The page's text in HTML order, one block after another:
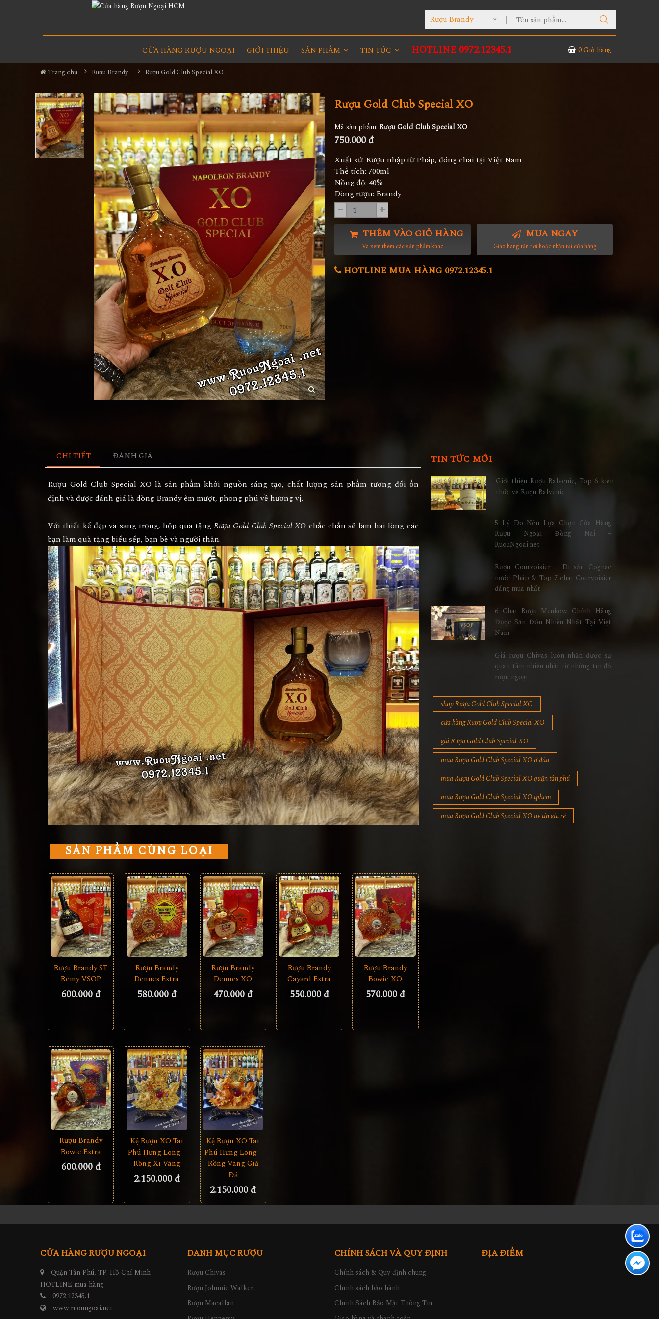
Rượu Brandy
CỬA HÀNG RƯỢU NGOẠI GIỚI THIỆU SẢN PHẨM TIN TỨC HOTLINE 0972.12345.1 0Giỏ hàng
Trang chủ Rượu Brandy Rượu Gold Club Special XO
Rượu Gold Club Special XO
Mã sản phẩm: Rượu Gold Club Special XO
750.000 đ
Xuất xứ: Rượu nhập từ Pháp, đóng chai tại Việt Nam
Thể tích: 700ml
Nồng độ: 40%
Dòng rượu: Brandy
THÊM VÀO GIỎ HÀNG
Và xem thêm các sản phẩm khác
MUA NGAY
Giao hàng tận nơi hoặc nhận tại cửa hàng
HOTLINE MUA HÀNG 0972.12345.1
CHI TIẾT ĐÁNH GIÁ
Rượu Gold Club Special XO là sản phẩm khởi nguồn sáng tạo, chất lượng sản phẩm tương đối ổn
định và được đánh giá là dòng Brandy êm mượt, phong phú về hương vị.
Với thiết kế đẹp và sang trọng, hộp quà tặngRượu Gold Club Special XO chắc chắn sẽ làm hài lòng các
bạn làm quà tặng biếu sếp, bạn bè và người thân.
SẢN PHẨM CÙNG LOẠI
Rượu Brandy ST
Remy VSOP
600.000 đ
Rượu Brandy
Dennes Extra
580.000 đ
Rượu Brandy
Dennes XO
470.000 đ
Rượu Brandy
Cayard Extra
550.000 đ
Rượu Brandy
Bowie XO
570.000 đ
Rượu Brandy
Bowie Extra
600.000 đ
Kệ Rượu XO Tài
Phú Hưng Long -
Rồng Xi Vàng
2.150.000 đ
Kệ Rượu XO Tài
Phú Hưng Long -
Rồng Vàng Giả
Đá
2.150.000 đ
TIN TỨC MỚI
Giới thiệu Rượu Balvenie, Top 6 kiến
thức về Rượu Balvenie
5 Lý Do Nên Lựa Chọn Cửa Hàng
Rượu Ngoại Đồng Nai –
RuouNgoai.net
Rượu Courvoisier – Di sản Cognac
nước Pháp & Top 7 chai Courvoisier
đáng mua nhất
6 Chai Rượu Meukow Chính Hãng
Được Săn Đón Nhiều Nhất Tại Việt
Nam
Giá rượu Chivas luôn nhận được sự
quan tâm nhiều nhất từ những tín đồ
rượu ngoại
shop Rượu Gold Club Special XO
cửa hàng Rượu Gold Club Special XO
giá Rượu Gold Club Special XO
mua Rượu Gold Club Special XO ở đâu
mua Rượu Gold Club Special XO quận tân phú
mua Rượu Gold Club Special XO tphcm
mua Rượu Gold Club Special XO uy tín giá rẻ
CỬA HÀNG RƯỢU NGOẠI
Quận Tân Phú, TP. Hồ Chí Minh
HOTLINE mua hàng
0972.12345.1
www.ruoungoai.net
DANH MỤC RƯỢU
Rượu Chivas
Rượu Johnnie Walker
Rượu Macallan
CHÍNH SÁCH VÀ QUY ĐỊNH
Chính sách & Quy định chung
Chính sách bảo hành
Chính Sách Bảo Mật Thông Tin
ĐỊA ĐIỂM